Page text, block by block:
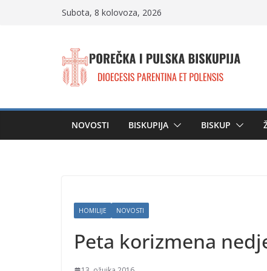
Subota, 8 kolovoza, 2026
NOVOSTI BISKUPIJA BISKUP
HOMILIJE NOVOSTI
Peta korizmena